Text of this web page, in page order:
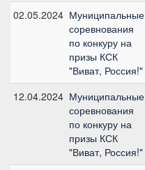
02.05.2024 Муниципальные
соревнования
по конкуру на
призы КСК
"Виват, Россия!"
12.04.2024 Муниципальные
соревнования
по конкуру на
призы КСК
"Виват, Россия!"